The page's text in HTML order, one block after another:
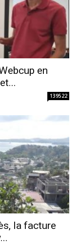
en
139522
la facture